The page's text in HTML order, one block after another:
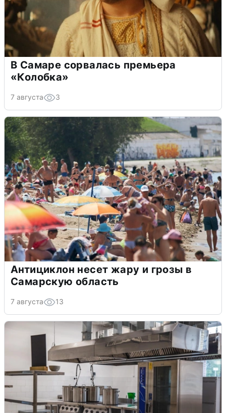
В Самаре сорвалась премьера
«Колобка»
7 августа 3
Антициклон несет жару и грозы в
Самарскую область
7 августа 13